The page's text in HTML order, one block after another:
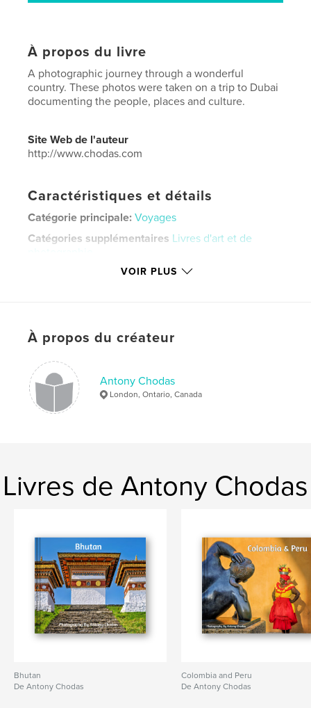
À propos du livre
A photographic journey through a wonderful
country. These photos were taken on a trip to Dubai
documenting the people, places and culture.
Site Web de l'auteur
http://www.chodas.com
Caractéristiques et détails
Catégorie principale: Voyages
Catégories supplémentaires Livres d'art et de
Grand format paysage, 33×28 cm
Langue
Mots-clés
Dubai
VOIR PLUS
À propos du créateur
Antony Chodas
London, Ontario, Canada
Livres de Antony Chodas
Bhutan
De Antony Chodas
Colombia and Peru
De Antony Chodas